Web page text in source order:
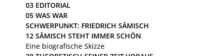
03 EDITORIAL
05 WAS WAR
SCHWERPUNKT: FRIEDRICH SÄMISCH
12 SÄMISCH STEHT IMMER SCHÖN
Eine biografische Skizze